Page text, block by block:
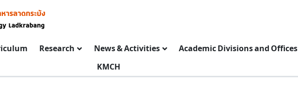
Research News & Activities Academic Divisions and Offices
KMCH